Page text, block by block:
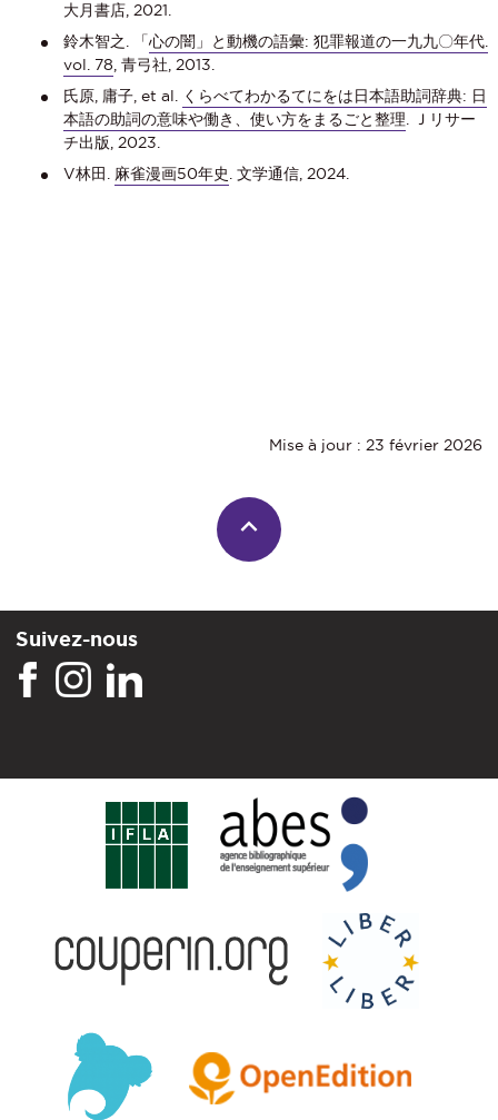
大月書店, 2021.
鈴木智之. 「心の闇」と動機の語彙: 犯罪報道の一九九〇年代.
vol. 78, 青弓社, 2013.
氏原, 庸子, et al. くらべてわかるてにをは日本語助詞辞典: 日
本語の助詞の意味や働き、使い方をまるごと整理. Ｊリサー
チ出版, 2023.
V林田. 麻雀漫画50年史. 文学通信, 2024.
Mise à jour : 23 février 2026
Suivez-nous